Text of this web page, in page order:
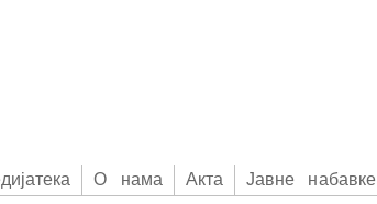
О нама Акта Јавне набавке